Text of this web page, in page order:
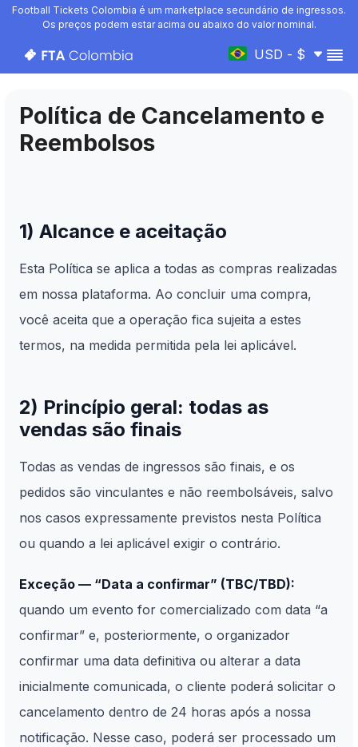
Football Tickets Colombia é um marketplace secundário de ingressos.
Os preços podem estar acima ou abaixo do valor nominal.
USD - $
Política de Cancelamento e
Reembolsos
1) Alcance e aceitação
Esta Política se aplica a todas as compras realizadas
em nossa plataforma. Ao concluir uma compra,
você aceita que a operação fica sujeita a estes
termos, na medida permitida pela lei aplicável.
2) Princípio geral: todas as
vendas são finais
Todas as vendas de ingressos são finais, e os
pedidos são vinculantes e não reembolsáveis, salvo
nos casos expressamente previstos nesta Política
ou quando a lei aplicável exigir o contrário.
Exceção — “Data a confirmar” (TBC/TBD):
quando um evento for comercializado com data “a
confirmar” e, posteriormente, o organizador
confirmar uma data definitiva ou alterar a data
inicialmente comunicada, o cliente poderá solicitar o
cancelamento dentro de 24 horas após a nossa
notificação. Nesse caso, poderá ser processado um